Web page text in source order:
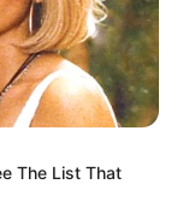
de Alerta.
The List That